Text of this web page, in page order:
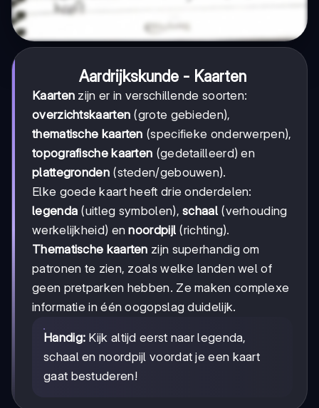
Aardrijkskunde - Kaarten
Kaarten zijn er in verschillende soorten:
overzichtskaarten (grote gebieden),
thematische kaarten (specifieke onderwerpen),
topografische kaarten (gedetailleerd) en
plattegronden(steden/gebouwen).
Elke goede kaart heeft drie onderdelen:
legenda (uitleg symbolen),schaal(verhouding
werkelijkheid) ennoordpijl (richting).
Thematische kaarten zijn superhandig om
patronen te zien, zoals welke landen wel of
geen pretparken hebben. Ze maken complexe
informatie in één oogopslag duidelijk.
Handig: Kijk altijd eerst naar legenda,
schaal en noordpijl voordat je een kaart
gaat bestuderen!